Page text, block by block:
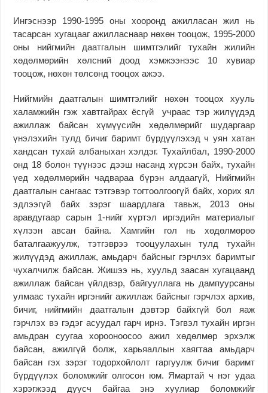
Ингэснээр 1990-1995 оны хооронд ажилласан жил нь
тасарсан хугацааг ажилласнаар нөхөн тооцож, 1995-2000
оны нийгмийн даатгалын шимтгэлийг тухайн жилийн
хөдөлмөрийн хөлсний доод хэмжээнээс 10 хувиар
тооцож, нөхөн төлсөнд тооцох ажээ.
Нийгмийн даатгалын шимтгэлийг нөхөн тооцох хууль
халамжийн гэж хавтгайрах ёсгүй учраас тэр жилүүдэд
ажиллаж байсан хүмүүсийн хөдөлмөрийг шударгаар
үнэлэхийн тулд бичиг баримт бүрдүүлэхэд ч уян хатан
хандсан тухай албаныхан хэлдэг. Тухайлбал, 1990-2000
онд 18 болон түүнээс дээш насанд хүрсэн байх, тухайн
үед хөдөлмөрийн чадвараа бүрэн алдаагүй, Нийгмийн
даатгалын сангаас тэтгэвэр тогтоолгоогүй байх, хорих ял
эдлээгүй байх зэрэг шаардлага тавьж, 2013 оны
аравдугаар сарын 1-нийг хүртэл иргэдийн материалыг
хүлээн авсан байна. Хамгийн гол нь хөдөлмөрөө
баталгаажуулж, тэтгэврээ тооцуулахын тулд тухайн
жилүүдэд ажиллаж, амьдарч байсныг гэрчлэх баримтыг
чухалчилж байсан. Жишээ нь, хуульд заасан хугацаанд
ажиллаж байсан үйлдвэр, байгууллага нь дампуурсаны
улмаас тухайн иргэнийг ажиллаж байсныг гэрчлэх архив,
бичиг, нийгмийн даатгалын дэвтэр байхгүй бол яаж
гэрчлэх вэ гэдэг асуудал гарч ирнэ. Тэгвэл тухайн иргэн
амьдран суугаа хорооноосоо ажил хөдөлмөр эрхэлж
байсан, ажилгүй болж, харьяаллын хаягтаа амьдарч
байсан гэх зэрэг тодорхойлолт гаргуулж бичиг баримт
бүрдүүлэх боломжийг олгосон юм. Ямартай ч нэг удаа
хэрэгжээд дуусч байгаа энэ хуулиар боломжийг